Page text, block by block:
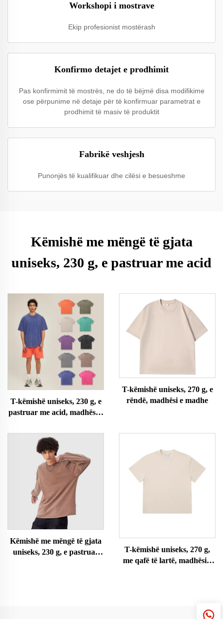
Workshopi i mostrave
Ekip profesionist mostërash
Konfirmo detajet e prodhimit
Pas konfirmimit të mostrës, ne do të bëjmë disa modifikime
ose përpunime në detaje për të konfirmuar parametrat e
prodhimit të masiv të produktit
Fabrikë veshjesh
Punonjës të kualifikuar dhe cilësi e besueshme
Këmishë me mëngë të gjata
uniseks, 230 g, e pastruar me acid
T-këmishë uniseks, 230 g, e
pastruar me acid, madhësi e
T-këmishë uniseks, 270 g, e
rëndë, madhësi e madhe
Këmishë me mëngë të gjata
uniseks, 230 g, e pastruar
T-këmishë uniseks, 270 g,
me qafë të lartë, madhësi e